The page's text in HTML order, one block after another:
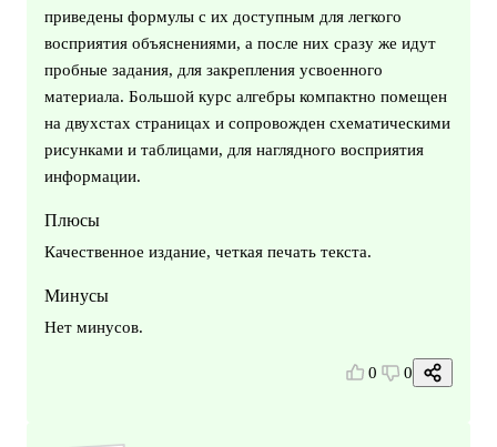
приведены формулы с их доступным для легкого
восприятия объяснениями, а после них сразу же идут
пробные задания, для закрепления усвоенного
материала. Большой курс алгебры компактно помещен
на двухстах страницах и сопровожден схематическими
рисунками и таблицами, для наглядного восприятия
информации.
Плюсы
Качественное издание, четкая печать текста.
Минусы
Нет минусов.
0 0